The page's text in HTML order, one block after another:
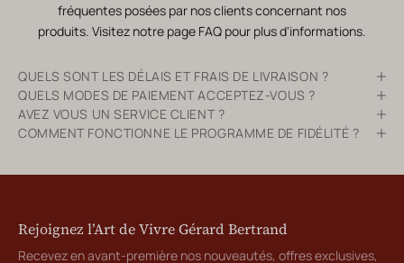
fréquentes posées par nos clients concernant nos
produits. Visitez notre page FAQ pour plus d'informations.
QUELS SONT LES DÉLAIS ET FRAIS DE LIVRAISON ?
QUELS MODES DE PAIEMENT ACCEPTEZ-VOUS ?
AVEZ VOUS UN SERVICE CLIENT ?
COMMENT FONCTIONNE LE PROGRAMME DE FIDÉLITÉ ?
Rejoignez l’Art de Vivre Gérard Bertrand
Recevez en avant-première nos nouveautés, offres exclusives,